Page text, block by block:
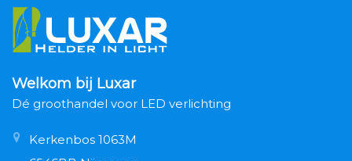
Welkom bij Luxar
Dé groothandel voor LED verlichting
Kerkenbos 1063M